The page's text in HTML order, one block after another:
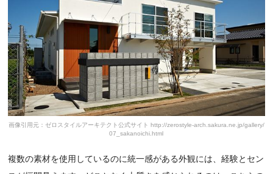
画像引用元：ゼロスタイルアーキテクト公式サイト http://zerostyle-arch.sakura.ne.jp/gallery/
07_sakanoichi.html
複数の素材を使用しているのに統一感がある外観には、経験とセン